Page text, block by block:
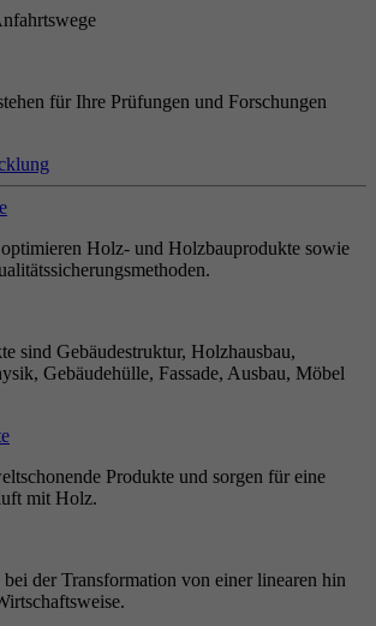
für Ihre Prüfungen und Forschungen
Holz- und Holzbauprodukte sowie
sind Gebäudestruktur, Holzhausbau,
Gebäudehülle, Fassade, Ausbau, Möbel
Produkte und sorgen für eine
mit Holz.
der Transformation von einer linearen hin